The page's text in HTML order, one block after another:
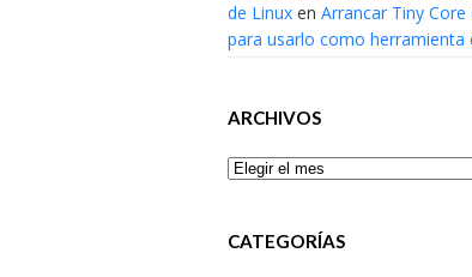
de Linux en Arrancar Tiny Core
para usarlo como herramienta
ARCHIVOS
Archivos
CATEGORÍAS